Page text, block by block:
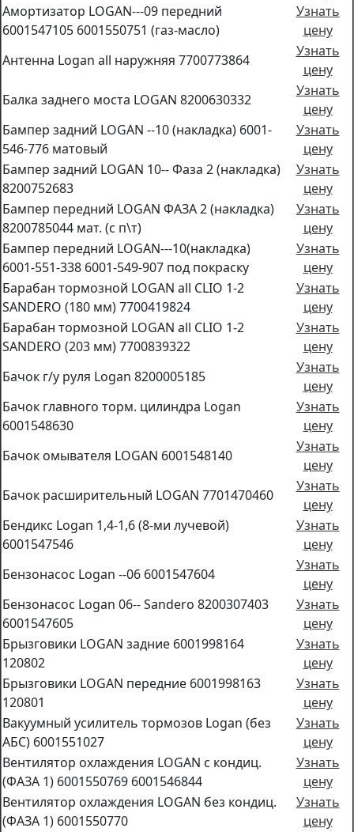
Амортизатор LOGAN---09 передний
6001547105 6001550751 (газ-масло)
Узнать
цену
Антенна Logan all наружняя 7700773864
Узнать
цену
Балка заднего моста LOGAN 8200630332
Узнать
цену
Бампер задний LOGAN --10 (накладка) 6001-
546-776 матовый
Узнать
цену
Бампер задний LOGAN 10-- Фаза 2 (накладка)
8200752683
Узнать
цену
Бампер передний LOGAN ФАЗА 2 (накладка)
8200785044 мат. (с п\т)
Узнать
цену
Бампер передний LOGAN---10(накладка)
6001-551-338 6001-549-907 под покраску
Узнать
цену
Барабан тормозной LOGAN all CLIO 1-2
SANDERO (180 мм) 7700419824
Узнать
цену
Барабан тормозной LOGAN all CLIO 1-2
SANDERO (203 мм) 7700839322
Узнать
цену
Бачок г/у руля Logan 8200005185
Узнать
цену
Бачок главного торм. цилиндра Logan
6001548630
Узнать
цену
Бачок омывателя LOGAN 6001548140
Узнать
цену
Бачок расширительный LOGAN 7701470460
Узнать
цену
Бендикс Logan 1,4-1,6 (8-ми лучевой)
6001547546
Узнать
цену
Бензонасос Logan --06 6001547604
Узнать
цену
Бензонасос Logan 06-- Sandero 8200307403
6001547605
Узнать
цену
Брызговики LOGAN задние 6001998164
120802
Узнать
цену
Брызговики LOGAN передние 6001998163
120801
Узнать
цену
Вакуумный усилитель тормозов Logan (без
АБС) 6001551027
Узнать
цену
Вентилятор oхлаждения LOGAN c кондиц.
(ФАЗА 1) 6001550769 6001546844
Узнать
цену
Вентилятор охлаждения LOGAN без кондиц.
(ФАЗА 1) 6001550770
Узнать
цену